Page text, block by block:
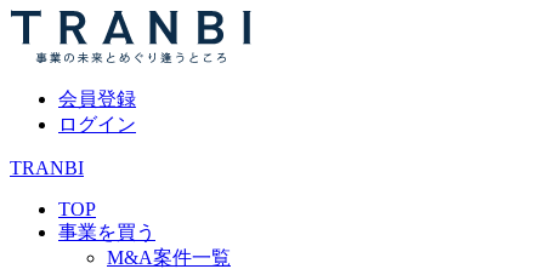
会員登録
ログイン
TRANBI
TOP
事業を買う
M&A案件一覧